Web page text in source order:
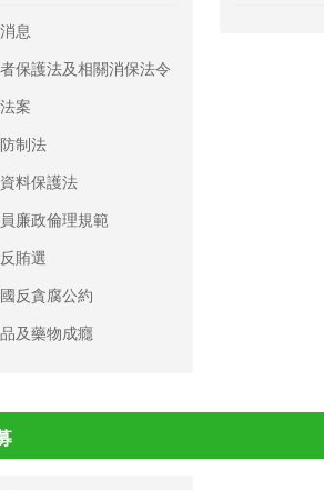
息
保護法及相關消保法令
案
制法
料保護法
廉政倫理規範
賄選
反貪腐公約
及藥物成癮